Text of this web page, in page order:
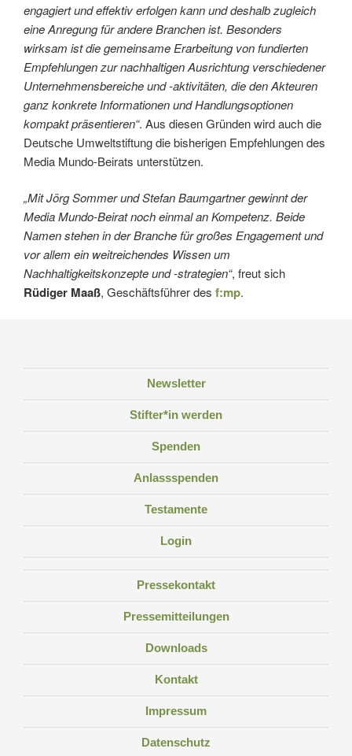
engagiert und effektiv erfolgen kann und deshalb zugleich
eine Anregung für andere Branchen ist. Besonders
wirksam ist die gemeinsame Erarbeitung von fundierten
Empfehlungen zur nachhaltigen Ausrichtung verschiedener
Unternehmensbereiche und -aktivitäten, die den Akteuren
ganz konkrete Informationen und Handlungsoptionen
kompakt präsentieren“. Aus diesen Gründen wird auch die
Deutsche Umweltstiftung die bisherigen Empfehlungen des
Media Mundo-Beirats unterstützen.
„Mit Jörg Sommer und Stefan Baumgartner gewinnt der
Media Mundo-Beirat noch einmal an Kompetenz. Beide
Namen stehen in der Branche für großes Engagement und
vor allem ein weitreichendes Wissen um
Nachhaltigkeitskonzepte und -strategien“, freut sich
Rüdiger Maaß, Geschäftsführer des f:mp.
Newsletter
Stifter*in werden
Spenden
Anlassspenden
Testamente
Login
Pressekontakt
Pressemitteilungen
Downloads
Kontakt
Impressum
Datenschutz